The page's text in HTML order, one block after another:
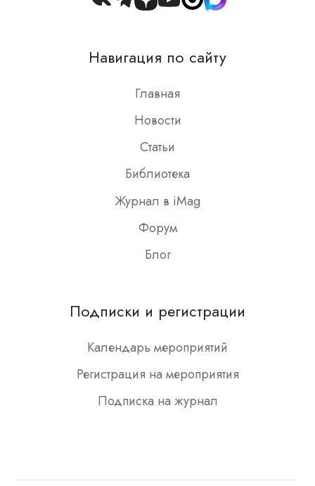
Join
Slack
Навигация по сайту
Главная
Новости
Статьи
Библиотека
Журнал в iMag
Форум
Блог
Подписки и регистрации
Календарь мероприятий
Регистрация на мероприятия
Подписка на журнал